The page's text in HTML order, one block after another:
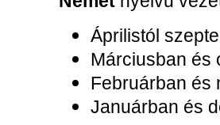
Áprilistól
Márciusban és
Februárban és
Januárban és